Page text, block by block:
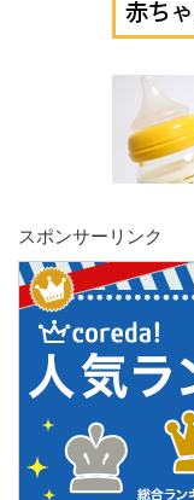
スポンサーリンク